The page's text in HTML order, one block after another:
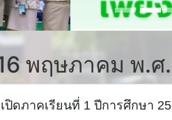
พฤษภาคม พ.
ปิดภาคเรียนที่ 1 ปีการศึกษา